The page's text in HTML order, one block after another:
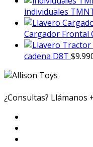
individuales
Cargador Frontal
cadena D8T $
¿Consultas? Llámanos